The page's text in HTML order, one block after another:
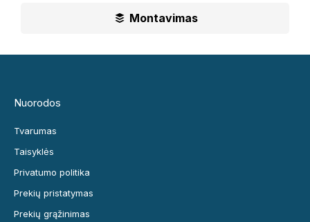
Montavimas
Nuorodos
Tvarumas
Taisyklės
Privatumo politika
Prekių pristatymas
Prekių grąžinimas